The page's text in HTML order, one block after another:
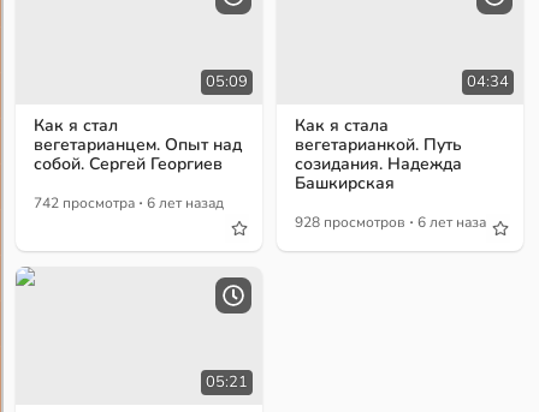
05:09
Как я стал
вегетарианцем. Опыт над
собой. Сергей Георгиев
742 просмотра · 6 лет назад
04:34
Как я стала
вегетарианкой. Путь
созидания. Надежда
Башкирская
928 просмотров · 6 лет назад
05:21